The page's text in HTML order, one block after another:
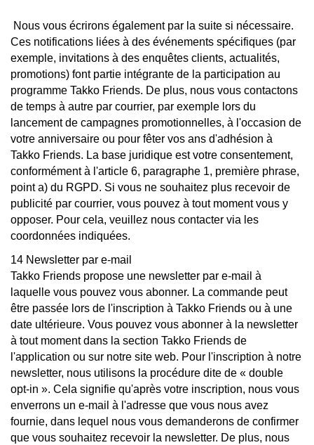
Nous vous écrirons également par la suite si nécessaire.
Ces notifications liées à des événements spécifiques (par
exemple, invitations à des enquêtes clients, actualités,
promotions) font partie intégrante de la participation au
programme Takko Friends. De plus, nous vous contactons
de temps à autre par courrier, par exemple lors du
lancement de campagnes promotionnelles, à l'occasion de
votre anniversaire ou pour fêter vos ans d'adhésion à
Takko Friends. La base juridique est votre consentement,
conformément à l'article 6, paragraphe 1, première phrase,
point a) du RGPD. Si vous ne souhaitez plus recevoir de
publicité par courrier, vous pouvez à tout moment vous y
opposer. Pour cela, veuillez nous contacter via les
coordonnées indiquées.
14 Newsletter par e-mail
Takko Friends propose une newsletter par e-mail à
laquelle vous pouvez vous abonner. La commande peut
être passée lors de l'inscription à Takko Friends ou à une
date ultérieure. Vous pouvez vous abonner à la newsletter
à tout moment dans la section Takko Friends de
l'application ou sur notre site web. Pour l'inscription à notre
newsletter, nous utilisons la procédure dite de « double
opt-in ». Cela signifie qu'après votre inscription, nous vous
enverrons un e-mail à l'adresse que vous nous avez
fournie, dans lequel nous vous demanderons de confirmer
que vous souhaitez recevoir la newsletter. De plus, nous